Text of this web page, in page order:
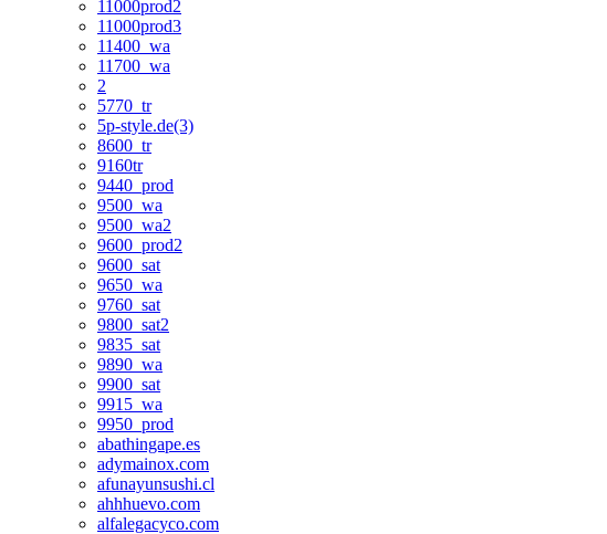
11000prod2
11000prod3
11400_wa
11700_wa
2
5770_tr
5p-style.de(3)
8600_tr
9160tr
9440_prod
9500_wa
9500_wa2
9600_prod2
9600_sat
9650_wa
9760_sat
9800_sat2
9835_sat
9890_wa
9900_sat
9915_wa
9950_prod
abathingape.es
adymainox.com
afunayunsushi.cl
ahhhuevo.com
alfalegacyco.com